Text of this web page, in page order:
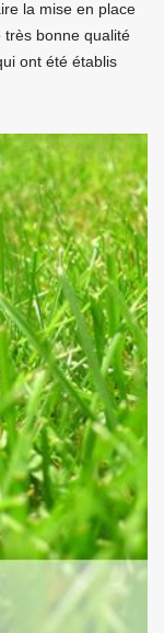
la mise en place
bonne qualité
ont été établis